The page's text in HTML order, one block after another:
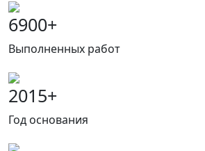
6900+
Выполненных работ
2015+
Год основания